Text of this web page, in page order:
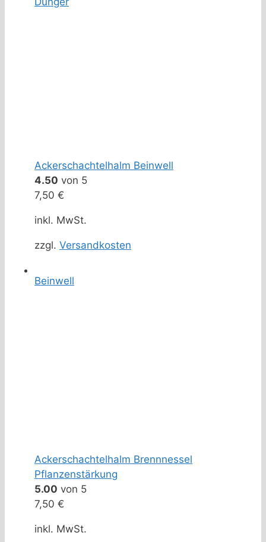
Ackerschachtelhalm Beinwell
4.50 von 5
7,50 €
inkl. MwSt.
zzgl. Versandkosten
Beinwell
Ackerschachtelhalm Brennnessel
Pflanzenstärkung
5.00 von 5
7,50 €
inkl. MwSt.